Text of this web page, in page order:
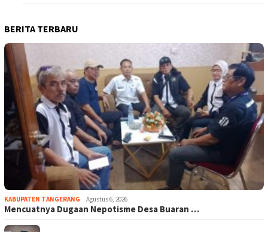
BERITA TERBARU
KABUPATEN TANGERANG Agustus 6, 2026
Mencuatnya Dugaan Nepotisme Desa Buaran …